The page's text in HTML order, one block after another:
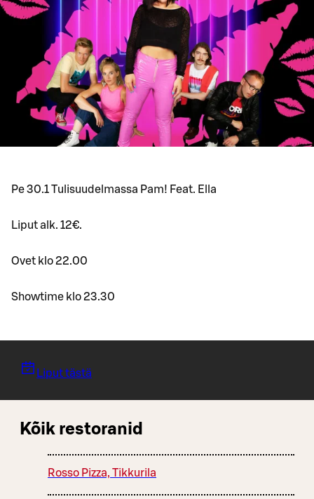
Pe 30.1 Tulisuudelmassa Pam! Feat. Ella
Liput alk. 12€.
Ovet klo 22.00
Showtime klo 23.30
Liput tästä
Kõik restoranid
Rosso Pizza, Tikkurila